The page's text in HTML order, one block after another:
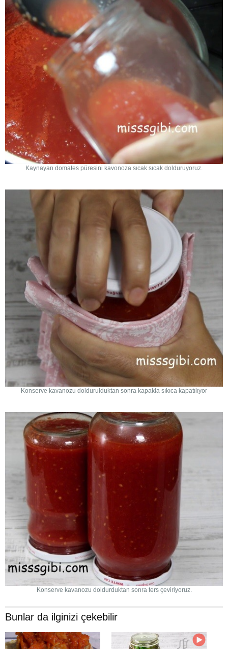
Kaynayan domates püresini kavonoza sıcak sıcak dolduruyoruz.
Konserve kavanozu doldurulduktan sonra kapakla sıkıca kapatılıyor
Konserve kavanozu doldurduktan sonra ters çeviriyoruz.
Bunlar da ilginizi çekebilir